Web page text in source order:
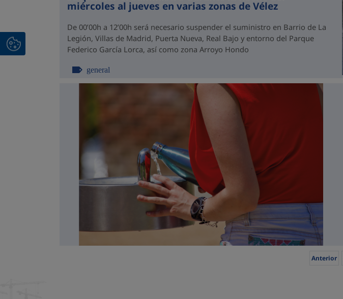
miércoles al jueves en varias zonas de Vélez
De 00’00h a 12’00h será necesario suspender el suministro en Barrio de La
Legión, Villas de Madrid, Puerta Nueva, Real Bajo y entorno del Parque
Federico García Lorca, así como zona Arroyo Hondo
general
Anterior